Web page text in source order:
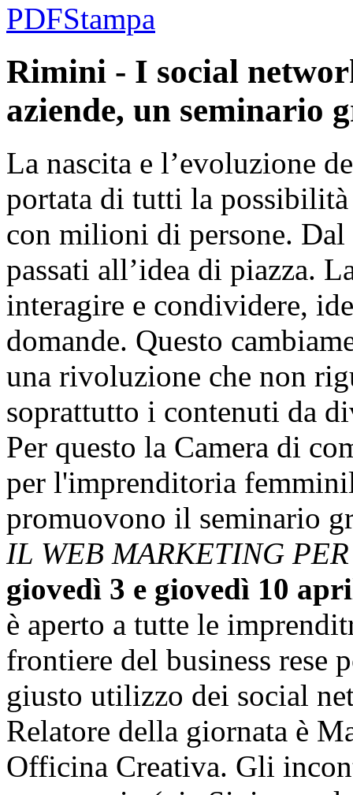
PDFStampa
Rimini - I social
aziende, un seminario
La nascita e l’evoluzione
portata di tutti la possibilità
con milioni di persone.
passati all’idea di piazza.
interagire e condividere,
domande. Questo
una rivoluzione che non
soprattutto i contenuti da
Per questo la Camera di
per l'imprenditoria
promuovono il seminario
IL WEB MARKETING
giovedì 3 e giovedì 10
è aperto a tutte le
frontiere del business rese
giusto utilizzo dei social
Relatore della giornata è
Officina Creativa. Gli